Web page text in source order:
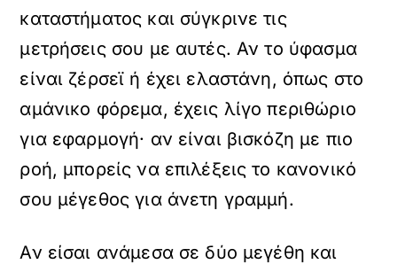
καταστήματος και σύγκρινε τις
μετρήσεις σου με αυτές. Αν το ύφασμα
είναι ζέρσεϊ ή έχει ελαστάνη, όπως στο
αμάνικο φόρεμα, έχεις λίγο περιθώριο
για εφαρμογή· αν είναι βισκόζη με πιο
ροή, μπορείς να επιλέξεις το κανονικό
σου μέγεθος για άνετη γραμμή.
Αν είσαι ανάμεσα σε δύο μεγέθη και